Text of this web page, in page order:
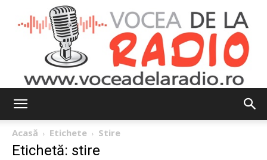
Acasă Etichete Stire
Etichetă: stire